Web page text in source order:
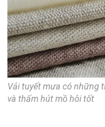
Vải tuyết mưa có những
và thấm hút mồ hôi tốt